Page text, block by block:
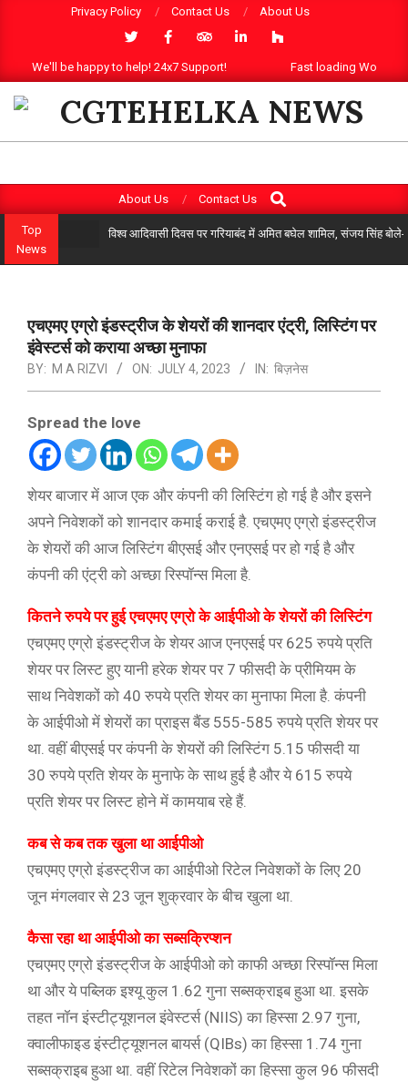
Privacy Policy Contact Us About Us
We'll be happy to help! 24x7 Support! Fast loading
CGTEHELKA
Navigation
Menu
About Us Contact Us
Search
Top
News
विश्व आदिवासी दिवस पर गरियाबंद में अमित बघेल शामिल, संजय सिंह
एचएमए एग्रो इंडस्ट्रीज के शेयरों की शानदार एंट्री, लिस्टिंग पर
इंवेस्टर्स को कराया अच्छा मुनाफा
BY: M A RIZVI ON: JULY 4, 2023 IN: बिज़नेस
Spread the love
शेयर बाजार में आज एक और कंपनी की लिस्टिंग हो गई है और इसने
अपने निवेशकों को शानदार कमाई कराई है. एचएमए एग्रो इंडस्ट्रीज
के शेयरों की आज लिस्टिंग बीएसई और एनएसई पर हो गई है और
कंपनी की एंट्री को अच्छा रिस्पॉन्स मिला है.
कितने रुपये पर हुई एचएमए एग्रो के आईपीओ के शेयरों की लिस्टिंग
एचएमए एग्रो इंडस्ट्रीज के शेयर आज एनएसई पर 625 रुपये प्रति
शेयर पर लिस्ट हुए यानी हरेक शेयर पर 7 फीसदी के प्रीमियम के
साथ निवेशकों को 40 रुपये प्रति शेयर का मुनाफा मिला है. कंपनी
के आईपीओ में शेयरों का प्राइस बैंड 555-585 रुपये प्रति शेयर पर
था. वहीं बीएसई पर कंपनी के शेयरों की लिस्टिंग 5.15 फीसदी या
30 रुपये प्रति शेयर के मुनाफे के साथ हुई है और ये 615 रुपये
प्रति शेयर पर लिस्ट होने में कामयाब रहे हैं.
कब से कब तक खुला था आईपीओ
एचएमए एग्रो इंडस्ट्रीज का आईपीओ रिटेल निवेशकों के लिए 20
जून मंगलवार से 23 जून शुक्रवार के बीच खुला था.
कैसा रहा था आईपीओ का सब्सक्रिप्शन
एचएमए एग्रो इंडस्ट्रीज के आईपीओ को काफी अच्छा रिस्पॉन्स मिला
था और ये पब्लिक इश्यू कुल 1.62 गुना सब्सक्राइब हुआ था. इसके
तहत नॉन इंस्टीट्यूशनल इंवेस्टर्स (NIIS) का हिस्सा 2.97 गुना,
क्वालीफाइड इंस्टीट्यूशनल बायर्स (QIBs) का हिस्सा 1.74 गुना
सब्सक्राइब हुआ था. वहीं रिटेल निवेशकों का हिस्सा कुल 96 फीसदी